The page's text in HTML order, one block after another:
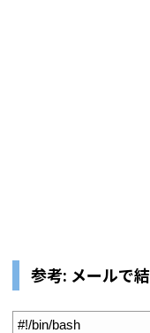
参考: メールで
#!/bin/bash